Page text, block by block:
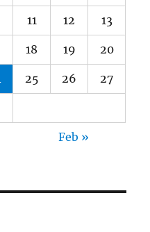
11 12 13
18 19 20
25 26 27
Feb »